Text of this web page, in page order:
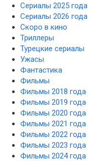
Сериалы 2025 года
Сериалы 2026 года
Скоро в кино
Триллеры
Турецкие сериалы
Ужасы
Фантастика
Фильмы
Фильмы 2018 года
Фильмы 2019 года
Фильмы 2020 года
Фильмы 2021 года
Фильмы 2022 года
Фильмы 2023 года
Фильмы 2024 года